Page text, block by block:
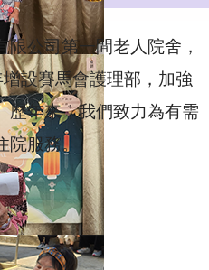
公司第一間老人院舍，
設賽馬會護理部，加強
歷年來，我們致力為有需
服務。